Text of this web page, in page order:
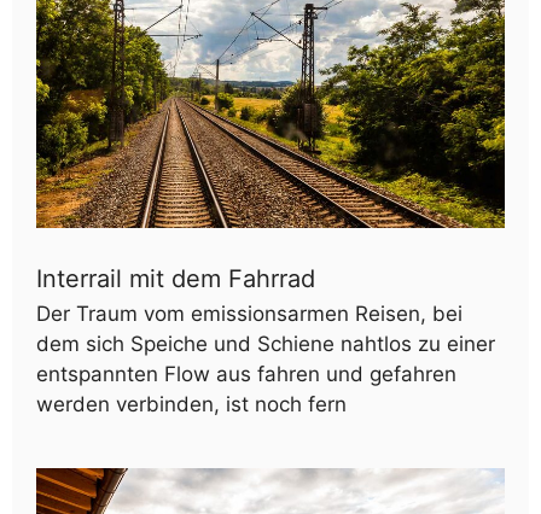
Interrail mit dem Fahrrad
Der Traum vom emissionsarmen Reisen, bei
dem sich Speiche und Schiene nahtlos zu einer
entspannten Flow aus fahren und gefahren
werden verbinden, ist noch fern